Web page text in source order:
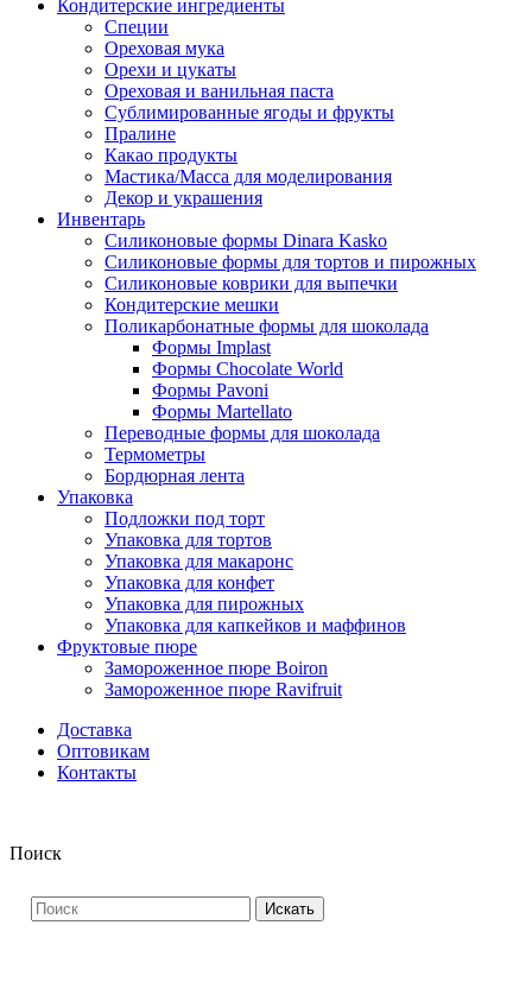
Кондитерские ингредиенты
Специи
Ореховая мука
Орехи и цукаты
Ореховая и ванильная паста
Сублимированные ягоды и фрукты
Пралине
Какао продукты
Мастика/Масса для моделирования
Декор и украшения
Инвентарь
Силиконовые формы Dinara Kasko
Силиконовые формы для тортов и пирожных
Силиконовые коврики для выпечки
Кондитерские мешки
Поликарбонатные формы для шоколада
Формы Implast
Формы Chocolate World
Формы Pavoni
Формы Martellato
Переводные формы для шоколада
Термометры
Бордюрная лента
Упаковка
Подложки под торт
Упаковка для тортов
Упаковка для макаронс
Упаковка для конфет
Упаковка для пирожных
Упаковка для капкейков и маффинов
Фруктовые пюре
Замороженное пюре Boiron
Замороженное пюре Ravifruit
Доставка
Оптовикам
Контакты
Поиск
Искать